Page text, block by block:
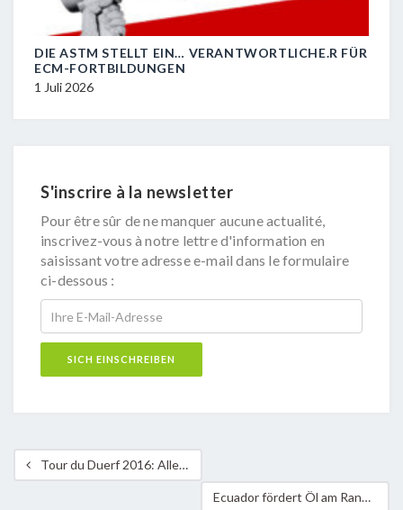
DIE ASTM STELLT EIN… VERANTWORTLICHE.R FÜR
ECM-FORTBILDUNGEN
1 Juli 2026
S'inscrire à la newsletter
Pour être sûr de ne manquer aucune actualité,
inscrivez-vous à notre lettre d'information en
saisissant votre adresse e-mail dans le formulaire
ci-dessous :
Tour du Duerf 2016: Alle aufs Rad!
Ecuador fördert Öl am Rand des unberührten Regenwalds in Yasuní